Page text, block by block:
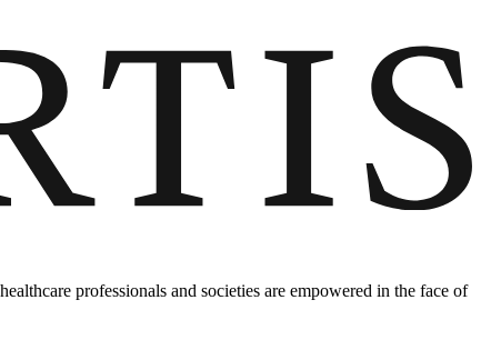
professionals and societies are empowered in the face of